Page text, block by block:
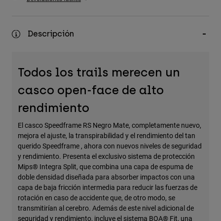
Ver Todo
Ver todo
Descripción
Todos los trails merecen un
casco open-face de alto
rendimiento
El casco Speedframe RS Negro Mate, completamente nuevo,
mejora el ajuste, la transpirabilidad y el rendimiento del tan
querido Speedframe , ahora con nuevos niveles de seguridad
y rendimiento. Presenta el exclusivo sistema de protección
Mips® Integra Split, que combina una capa de espuma de
doble densidad diseñada para absorber impactos con una
capa de baja fricción intermedia para reducir las fuerzas de
rotación en caso de accidente que, de otro modo, se
transmitirían al cerebro. Además de este nivel adicional de
seguridad y rendimiento, incluye el sistema BOA® Fit, una